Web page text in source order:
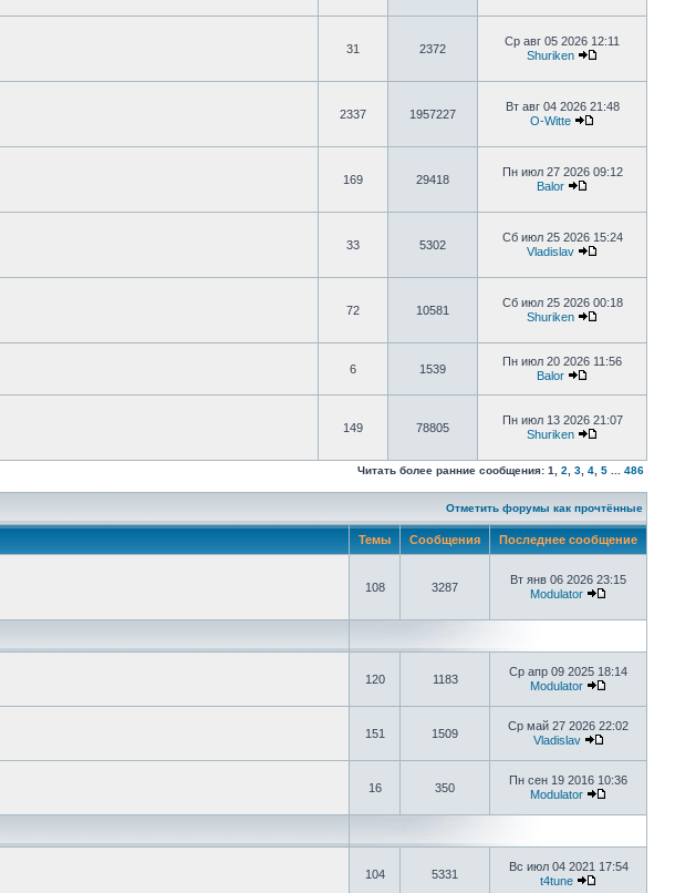
31 2372
Ср авг 05 2026 12:11
Shuriken
2337 1957227
Вт авг 04 2026 21:48
O-Witte
169 29418
Пн июл 27 2026 09:12
Balor
33 5302
Сб июл 25 2026 15:24
Vladislav
72 10581
Сб июл 25 2026 00:18
Shuriken
6 1539
Пн июл 20 2026 11:56
Balor
149 78805
Пн июл 13 2026 21:07
Shuriken
Читать более ранние сообщения: 1 2 3 4 5 486
Отметить форумы как прочтённые
Темы Сообщения Последнее сообщение
108 3287
Вт янв 06 2026 23:15
Modulator
120 1183
Ср апр 09 2025 18:14
Modulator
151 1509
Ср май 27 2026 22:02
Vladislav
16 350
Пн сен 19 2016 10:36
Modulator
104 5331
Вс июл 04 2021 17:54
t4tune